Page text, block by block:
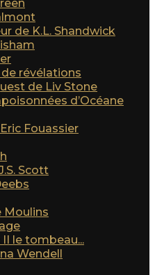
de K.L. Shandwick
révélations
de Liv Stone
d’Océane
Fouassier
Scott
Moulins
le tombeau...
Wendell